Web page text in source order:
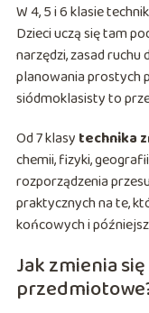
W 4, 5 i 6 klasie
Dzieci uczą się tam
narzędzi, zasad
planowania prostych
siódmoklasisty to
Od 7 klasy technika
chemii, fizyki,
rozporządzenia
praktycznych na te,
końcowych i
Jak zmienia